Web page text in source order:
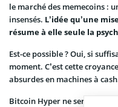
le marché des memecoins :
insensés. L’idée qu’une
résume à elle seule la
Est-ce possible ? Oui, si
moment. C’est cette
absurdes en machines à
Bitcoin Hyper ne sera peut-